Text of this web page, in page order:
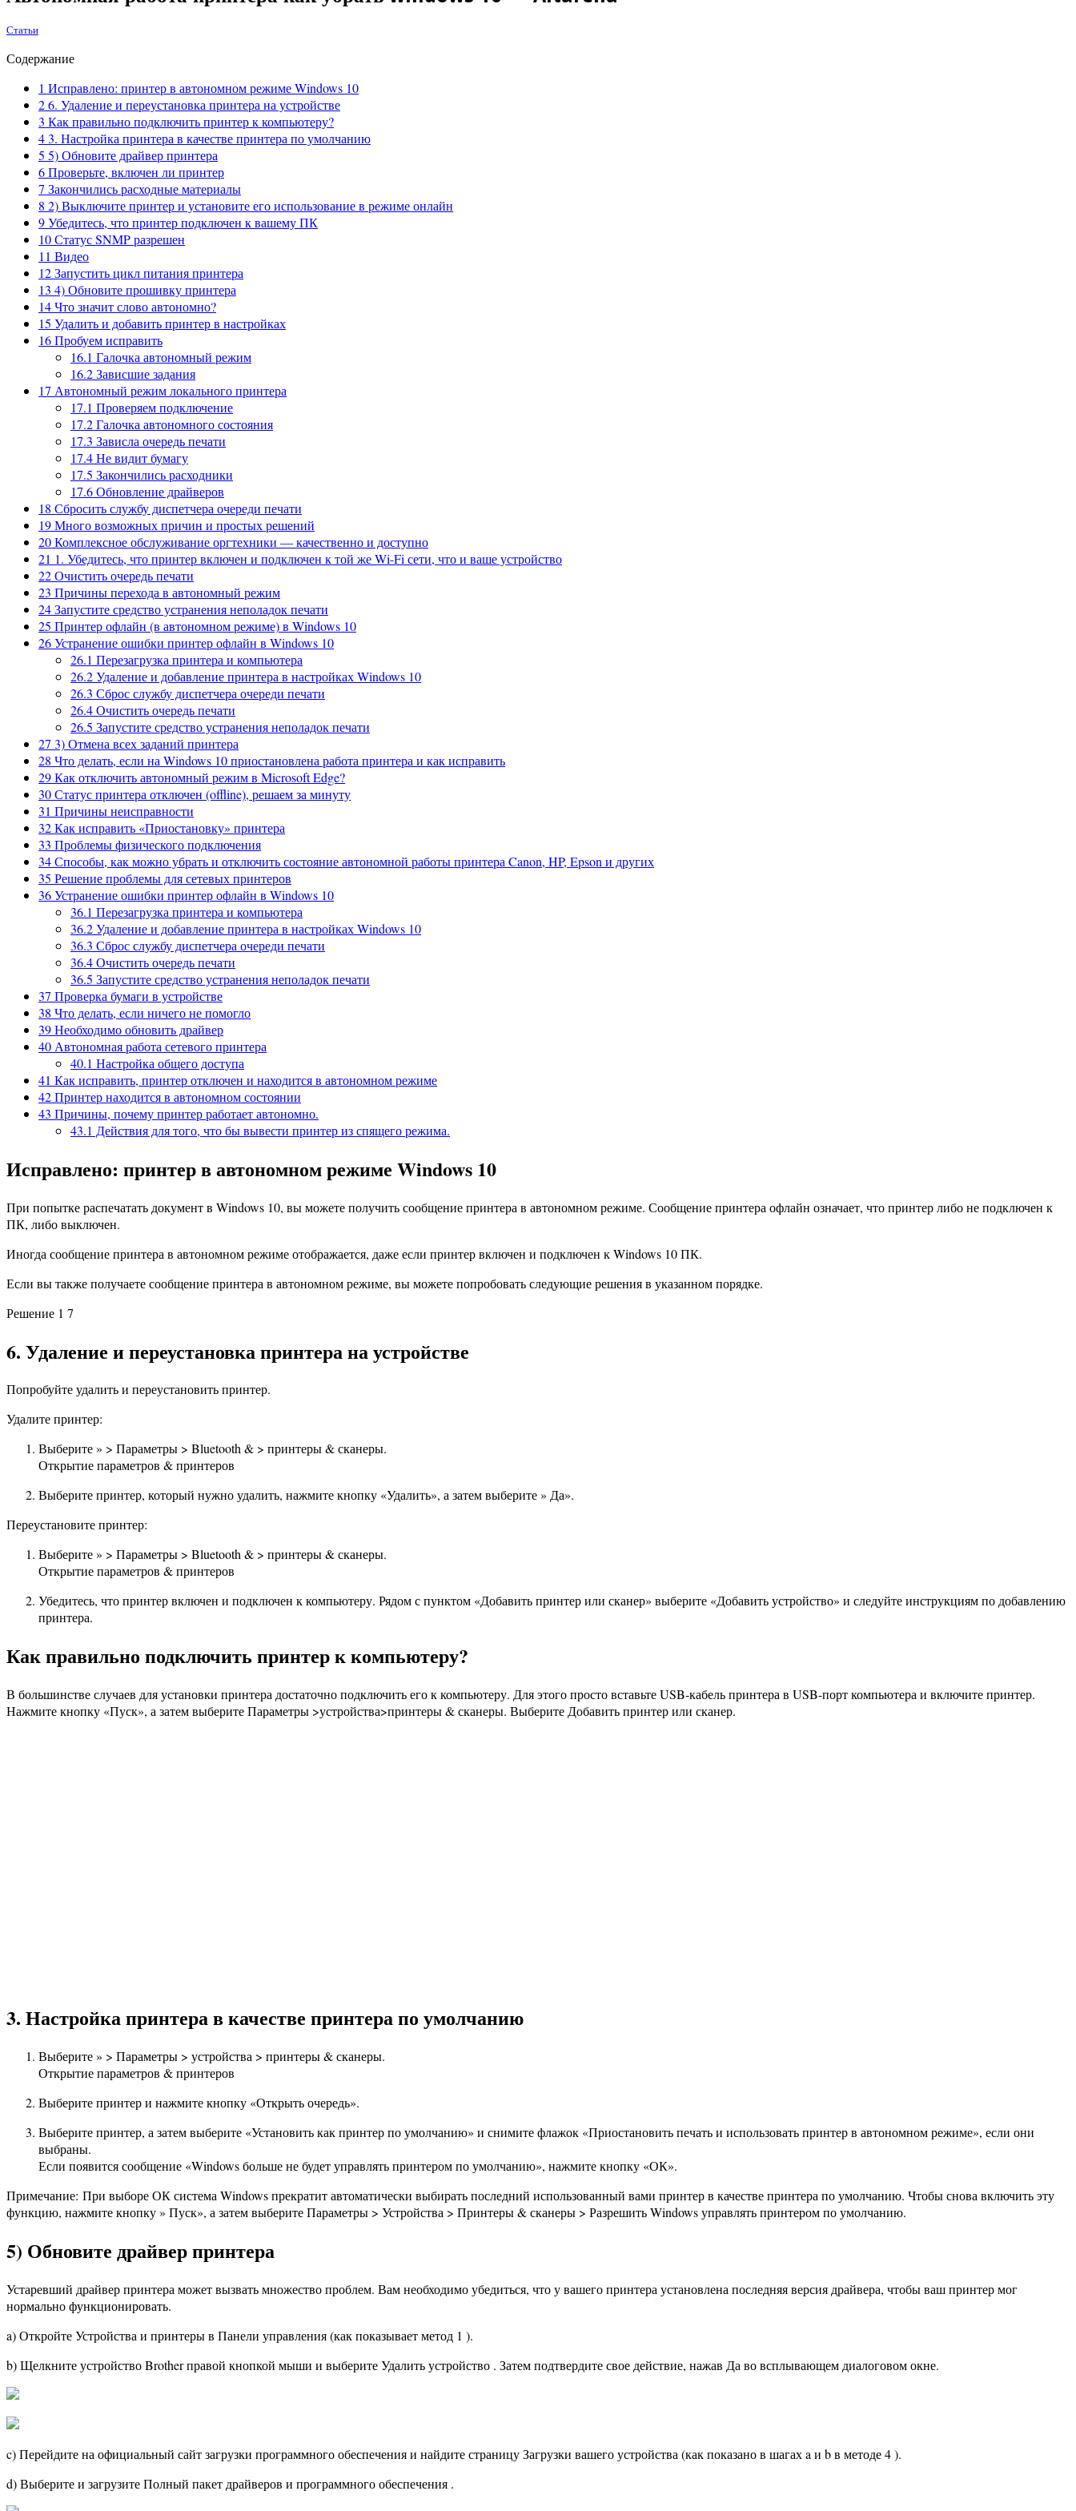
Статьи
Содержание
1 Исправлено: принтер в автономном режиме Windows 10
26. Удаление и переустановка принтера на устройстве
3 Как правильно подключить принтер к компьютеру?
43. Настройка принтера в качестве принтера по умолчанию
5 5) Обновите драйвер принтера
6Проверьте, включен ли принтер
7 Закончились расходные материалы
8 2) Выключите принтер и установите его использование в режиме онлайн
9Убедитесь, что принтер подключен к вашему ПК
10Статус SNMP разрешен
11 Видео
12Запустить цикл питания принтера
13 4) Обновите прошивку принтера
14Что значит слово автономно?
15 Удалить и добавить принтер в настройках
16Пробуем исправить
16.1 Галочка автономный режим
16.2Зависшие задания
17 Автономный режим локального принтера
17.1 Проверяем подключение
17.2Галочка автономного состояния
17.3 Зависла очередь печати
17.4Не видит бумагу
17.5 Закончились расходники
17.6Обновление драйверов
18 Сбросить службу диспетчера очереди печати
19Много возможных причин и простых решений
20Комплексное обслуживание оргтехники — качественно и доступно
21 1. Убедитесь, что принтер включен и подключен к той же Wi-Fi сети, что и ваше устройство
22Очистить очередь печати
23 Причины перехода в автономный режим
24Запустите средство устранения неполадок печати
25 Принтер офлайн (в автономном режиме) в Windows 10
26Устранение ошибки принтер офлайн в Windows 10
26.1 Перезагрузка принтера и компьютера
26.2Удаление и добавление принтера в настройках Windows 10
26.3 Сброс службу диспетчера очереди печати
26.4Очистить очередь печати
26.5 Запустите средство устранения неполадок печати
27 3) Отмена всех заданий принтера
28 Что делать, если на Windows 10 приостановлена работа принтера и как исправить
29Как отключить автономный режим в Microsoft Edge?
30Статус принтера отключен (offline), решаем за минуту
31 Причины неисправности
32Как исправить «Приостановку» принтера
33 Проблемы физического подключения
34Способы, как можно убрать и отключить состояние автономной работы принтера Canon, HP, Epson и других
35 Решение проблемы для сетевых принтеров
36Устранение ошибки принтер офлайн в Windows 10
36.1 Перезагрузка принтера и компьютера
36.2Удаление и добавление принтера в настройках Windows 10
36.3 Сброс службу диспетчера очереди печати
36.4Очистить очередь печати
36.5 Запустите средство устранения неполадок печати
37 Проверка бумаги в устройстве
38 Что делать, если ничего не помогло
39Необходимо обновить драйвер
40 Автономная работа сетевого принтера
40.1 Настройка общего доступа
41 Как исправить, принтер отключен и находится в автономном режиме
42Принтер находится в автономном состоянии
43 Причины, почему принтер работает автономно.
43.1 Действия для того, что бы вывести принтер из спящего режима.
Исправлено: принтер в автономном режиме Windows 10
При попытке распечатать документ в Windows 10, вы можете получить сообщение принтера в автономном режиме. Сообщение принтера офлайн означает, что принтер либо не подключен к
ПК, либо выключен.
Иногда сообщение принтера в автономном режиме отображается, даже если принтер включен и подключен к Windows 10 ПК.
Если вы также получаете сообщение принтера в автономном режиме, вы можете попробовать следующие решения в указанном порядке.
Решение 1 7
6. Удаление и переустановка принтера на устройстве
Попробуйте удалить и переустановить принтер.
Удалите принтер:
Выберите » > Параметры > Bluetooth & > принтеры & сканеры.
Открытие параметров & принтеров
Выберите принтер, который нужно удалить, нажмите кнопку «Удалить», а затем выберите » Да».
Переустановите принтер:
Выберите » > Параметры > Bluetooth & > принтеры & сканеры.
Открытие параметров & принтеров
Убедитесь, что принтер включен и подключен к компьютеру. Рядом с пунктом «Добавить принтер или сканер» выберите «Добавить устройство» и следуйте инструкциям по добавлению
принтера.
Как правильно подключить принтер к компьютеру?
В большинстве случаев для установки принтера достаточно подключить его к компьютеру. Для этого просто вставьте USB-кабель принтера в USB-порт компьютера и включите принтер.
Нажмите кнопку «Пуск», а затем выберите Параметры >устройства>принтеры & сканеры. Выберите Добавить принтер или сканер.
3. Настройка принтера в качестве принтера по умолчанию
Выберите » > Параметры > устройства > принтеры & сканеры.
Открытие параметров & принтеров
Выберите принтер и нажмите кнопку «Открыть очередь».
Выберите принтер, а затем выберите «Установить как принтер по умолчанию» и снимите флажок «Приостановить печать и использовать принтер в автономном режиме», если они
выбраны.
Если появится сообщение «Windows больше не будет управлять принтером по умолчанию», нажмите кнопку «ОК».
Примечание: При выборе ОК система Windows прекратит автоматически выбирать последний использованный вами принтер в качестве принтера по умолчанию. Чтобы снова включить эту
функцию, нажмите кнопку » Пуск», а затем выберите Параметры > Устройства > Принтеры & сканеры > Разрешить Windows управлять принтером по умолчанию.
5) Обновите драйвер принтера
Устаревший драйвер принтера может вызвать множество проблем. Вам необходимо убедиться, что у вашего принтера установлена ​​последняя версия драйвера, чтобы ваш принтер мог
нормально функционировать.
a) Откройте Устройства и принтеры в Панели управления (как показывает метод 1 ).
b) Щелкните устройство Brother правой кнопкой мыши и выберите Удалить устройство . Затем подтвердите свое действие, нажав Да во всплывающем диалоговом окне.
c) Перейдите на официальный сайт загрузки программного обеспечения и найдите страницу Загрузки вашего устройства (как показано в шагах a и b в методе 4 ).
d) Выберите и загрузите Полный пакет драйверов и программного обеспечения .